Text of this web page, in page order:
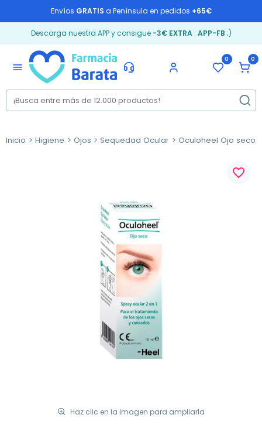
Envíos GRATIS a Península en pedidos +65€
Descarga nuestra APP y consigue -3€ EXTRA: APP-FB ;)
menu
0 0
Inicio Higiene Ojos Sequedad Ocular Oculoheel Ojo seco,
Haz clic en la imagen para ampliarla
favorite_border